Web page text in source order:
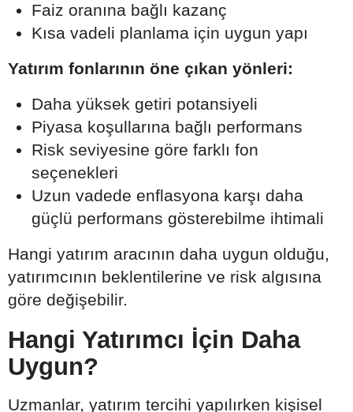
Faiz oranına bağlı kazanç
Kısa vadeli planlama için uygun yapı
Yatırım fonlarının öne çıkan yönleri:
Daha yüksek getiri potansiyeli
Piyasa koşullarına bağlı performans
Risk seviyesine göre farklı fon
seçenekleri
Uzun vadede enflasyona karşı daha
güçlü performans gösterebilme ihtimali
Hangi yatırım aracının daha uygun olduğu,
yatırımcının beklentilerine ve risk algısına
göre değişebilir.
Hangi Yatırımcı İçin Daha
Uygun?
Uzmanlar, yatırım tercihi yapılırken kişisel